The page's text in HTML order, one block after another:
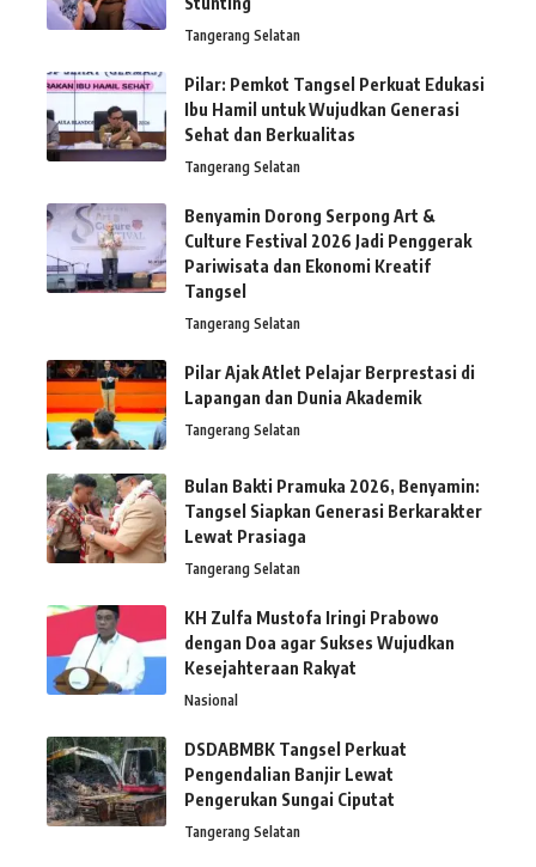
Tangerang Selatan
Pilar: Pemkot Tangsel Perkuat Edukasi
Ibu Hamil untuk Wujudkan Generasi
Sehat dan Berkualitas
Tangerang Selatan
Benyamin Dorong Serpong Art &
Culture Festival 2026 Jadi Penggerak
Pariwisata dan Ekonomi Kreatif
Tangsel
Tangerang Selatan
Pilar Ajak Atlet Pelajar Berprestasi di
Lapangan dan Dunia Akademik
Tangerang Selatan
Bulan Bakti Pramuka 2026, Benyamin:
Tangsel Siapkan Generasi Berkarakter
Lewat Prasiaga
Tangerang Selatan
KH Zulfa Mustofa Iringi Prabowo
dengan Doa agar Sukses Wujudkan
Kesejahteraan Rakyat
Nasional
DSDABMBK Tangsel Perkuat
Pengendalian Banjir Lewat
Pengerukan Sungai Ciputat
Tangerang Selatan